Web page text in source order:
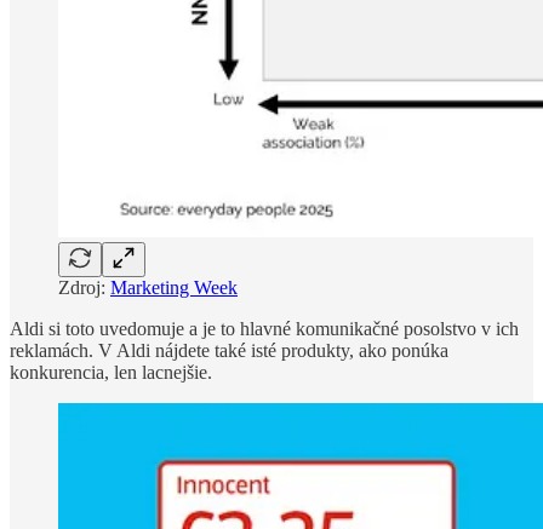
Zdroj: Marketing Week
Aldi si toto uvedomuje a je to hlavné komunikačné posolstvo v ich
reklamách. V Aldi nájdete také isté produkty, ako ponúka
konkurencia, len lacnejšie.